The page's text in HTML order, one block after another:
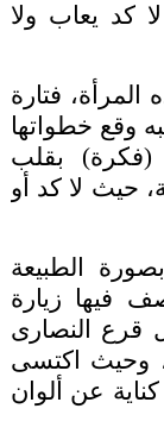
كد يعاب ولا
فتارة
وقع خطواتها
(فكرة) بقلب
حيث لا كد أو
الطبيعة
فيها زيارة
قرع النصارى
وحيث اكتسى
كناية عن ألوان